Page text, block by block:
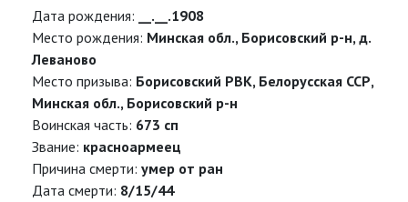
Дата рождения:
__.__.1908
Место рождения: Минская обл., Борисовский р-н, д.
Леваново
Место призыва: Борисовский РВК, Белорусская ССР,
Минская обл., Борисовский р-н
Воинская часть: 673 сп
Звание: красноармеец
Причина смерти: умер от ран
Дата смерти: 8/15/44